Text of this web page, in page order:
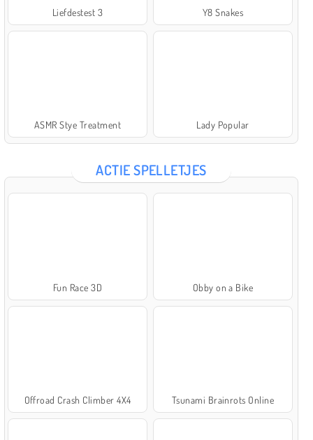
Liefdestest 3 Y8 Snakes
ASMR Stye Treatment Lady Popular
ACTIE SPELLETJES
Fun Race 3D Obby on a Bike
Offroad Crash Climber 4X4 Tsunami Brainrots Online